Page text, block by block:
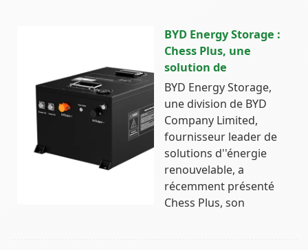
BYD Energy Storage :
Chess Plus, une
solution de
BYD Energy Storage,
une division de BYD
Company Limited,
fournisseur leader de
solutions d''énergie
renouvelable, a
récemment présenté
Chess Plus, son